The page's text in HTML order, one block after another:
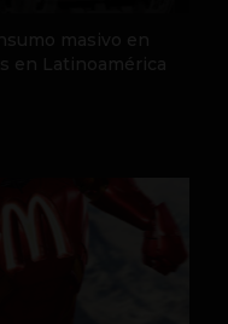
masivo en
en Latinoamérica